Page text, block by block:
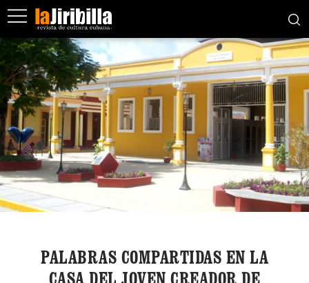
PALABRAS COMPARTIDAS EN LA
CASA DEL JOVEN CREADOR DE